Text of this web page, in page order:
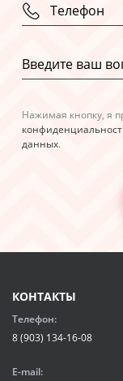
Нажимая кнопку, я
данных.
КОНТАКТЫ
Телефон:
8 (903) 134-16-08
E-mail: